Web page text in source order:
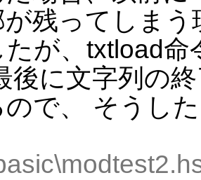
が残ってしま
が、txtload
後に文字列の
ので、 そうし